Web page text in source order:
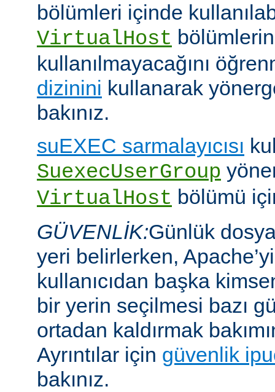
bölümleri içinde
VirtualHost
kullanılmayacağını
dizinini kullanarak
bakınız.
suEXEC sarmalayıcısı
SuexecUserGroup
VirtualHost bölümü
GÜVENLİK:Günlük
yeri belirlerken,
kullanıcıdan başka
bir yerin seçilmesi bazı
ortadan kaldırmak
Ayrıntılar için güvenlik
bakınız.